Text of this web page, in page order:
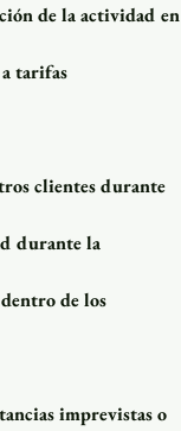
de la actividad en
a tarifas
clientes durante
durante la
de los
imprevistas o